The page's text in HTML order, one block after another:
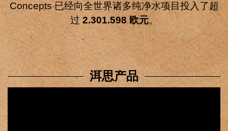
Concepts 已经向全世界诸多纯净水项目投入了超
过 2.301.598欧元。
洱思产品